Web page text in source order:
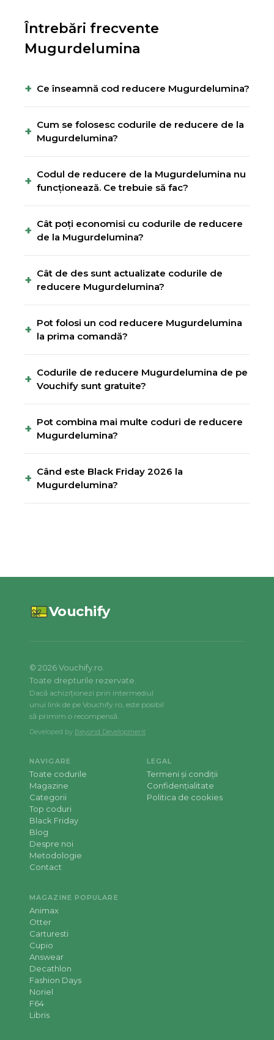
Întrebări frecvente
Mugurdelumina
+ Ce înseamnă cod reducere Mugurdelumina?
+ Cum se folosesc codurile de reducere de la
Mugurdelumina?
+ Codul de reducere de la Mugurdelumina nu
funcționează. Ce trebuie să fac?
+ Cât poți economisi cu codurile de reducere
de la Mugurdelumina?
+ Cât de des sunt actualizate codurile de
reducere Mugurdelumina?
+ Pot folosi un cod reducere Mugurdelumina
la prima comandă?
+ Codurile de reducere Mugurdelumina de pe
Vouchify sunt gratuite?
+ Pot combina mai multe coduri de reducere
Mugurdelumina?
+ Când este Black Friday 2026 la
Mugurdelumina?
Vouchify
© 2026Vouchify.ro.
Toate drepturile rezervate.
Dacă achiziționezi prin intermediul
unui link de pe Vouchify.ro, este posibil
să primim o recompensă.
Developed by Beyond Development
NAVIGARE
Toate codurile
Magazine
Categorii
Top coduri
Black Friday
Blog
Despre noi
Metodologie
Contact
LEGAL
Termeni și condiții
Confidențialitate
Politica de cookies
MAGAZINE POPULARE
Animax
Otter
Carturesti
Cupio
Answear
Decathlon
Fashion Days
Noriel
F64
Libris